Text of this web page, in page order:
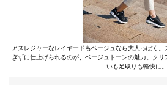
アスレジャーなレイヤードもベージュなら大人っぽく
ぎずに仕上げられるのが、ベージュトーンの魅力。ク
いも足取りも軽快に。